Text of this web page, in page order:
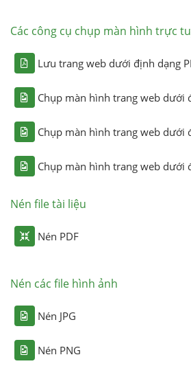
Các công cụ chụp màn hình trực
Lưu trang web dưới định dạng
Chụp màn hình trang web dưới
Chụp màn hình trang web dưới
Chụp màn hình trang web dưới
Nén file tài liệu
Nén PDF
Nén các file hình ảnh
Nén JPG
Nén PNG